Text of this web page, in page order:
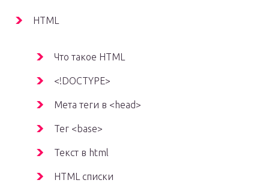
HTML
Что такое HTML
<!DOCTYPE>
Мета теги в <head>
Тег <base>
Текст в html
HTML списки